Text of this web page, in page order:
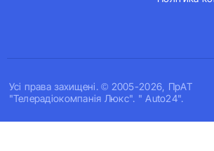
Усi права захищенi. © 2005-2026, ПрАТ
"Телерадіокомпанія Люкс". " Auto24".